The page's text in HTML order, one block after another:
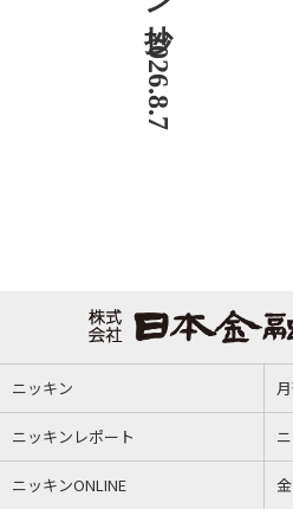
ニッキン
ニッキンレポート
ニッキンONLINE